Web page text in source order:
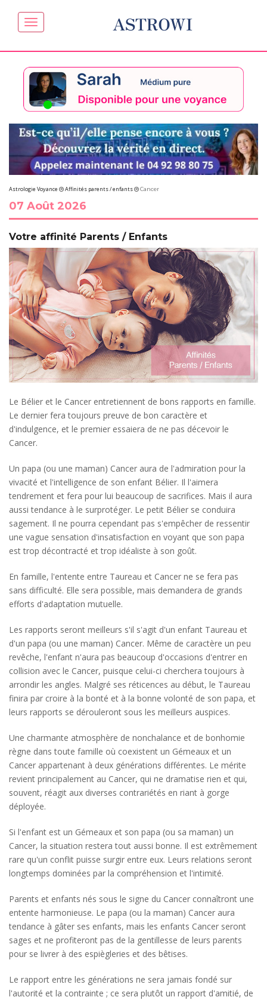
ASTROWI
Astrologie Voyance Affinités parents / enfants Cancer
07 Août 2026
Votre affinité Parents / Enfants
Le Bélier et le Cancer entretiennent de bons rapports en famille.
Le dernier fera toujours preuve de bon caractère et
d'indulgence, et le premier essaiera de ne pas décevoir le
Cancer.
Un papa (ou une maman) Cancer aura de l'admiration pour la
vivacité et l'intelligence de son enfant Bélier. Il l'aimera
tendrement et fera pour lui beaucoup de sacrifices. Mais il aura
aussi tendance à le surprotéger. Le petit Bélier se conduira
sagement. Il ne pourra cependant pas s'empêcher de ressentir
une vague sensation d'insatisfaction en voyant que son papa
est trop décontracté et trop idéaliste à son goût.
En famille, l'entente entre Taureau et Cancer ne se fera pas
sans difficulté. Elle sera possible, mais demandera de grands
efforts d'adaptation mutuelle.
Les rapports seront meilleurs s'il s'agit d'un enfant Taureau et
d'un papa (ou une maman) Cancer. Même de caractère un peu
revêche, l'enfant n'aura pas beaucoup d'occasions d'entrer en
collision avec le Cancer, puisque celui-ci cherchera toujours à
arrondir les angles. Malgré ses réticences au début, le Taureau
finira par croire à la bonté et à la bonne volonté de son papa, et
leurs rapports se dérouleront sous les meilleurs auspices.
Une charmante atmosphère de nonchalance et de bonhomie
règne dans toute famille où coexistent un Gémeaux et un
Cancer appartenant à deux générations différentes. Le mérite
revient principalement au Cancer, qui ne dramatise rien et qui,
souvent, réagit aux diverses contrariétés en riant à gorge
déployée.
Si l'enfant est un Gémeaux et son papa (ou sa maman) un
Cancer, la situation restera tout aussi bonne. Il est extrêmement
rare qu'un conflit puisse surgir entre eux. Leurs relations seront
longtemps dominées par la compréhension et l'intimité.
Parents et enfants nés sous le signe du Cancer connaîtront une
entente harmonieuse. Le papa (ou la maman) Cancer aura
tendance à gâter ses enfants, mais les enfants Cancer seront
sages et ne profiteront pas de la gentillesse de leurs parents
pour se livrer à des espiègleries et des bêtises.
Le rapport entre les générations ne sera jamais fondé sur
l'autorité et la contrainte ; ce sera plutôt un rapport d'amitié, de